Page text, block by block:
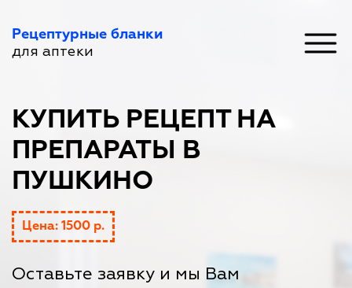
Рецептурные бланки
для аптеки
КУПИТЬ РЕЦЕПТ НА
ПРЕПАРАТЫ В
ПУШКИНО
Цена: 1500 р.
Оставьте заявку и мы Вам